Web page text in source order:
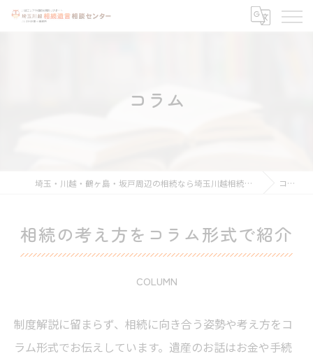
コラム
埼玉・川越・鶴ヶ島・坂戸周辺の相続なら埼玉川越相続遺言相談センター コラム
相続の考え方をコラム形式で紹介
COLUMN
制度解説に留まらず、相続に向き合う姿勢や考え方をコ
ラム形式でお伝えしています。遺産のお話はお金や手続